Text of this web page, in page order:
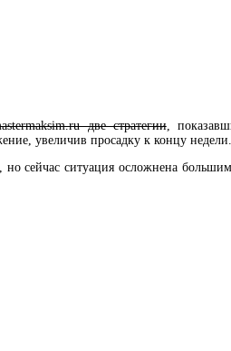
две стратегии,
увеличив просадку к концу недели.
сейчас ситуация осложнена